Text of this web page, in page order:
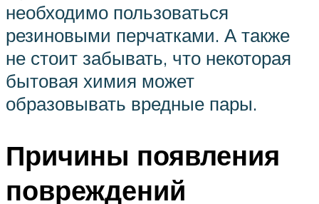
необходимо пользоваться
резиновыми перчатками. А также
не стоит забывать, что некоторая
бытовая химия может
образовывать вредные пары.
Причины появления
повреждений